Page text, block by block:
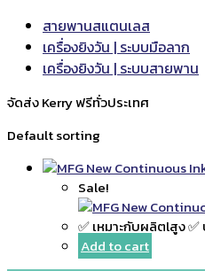
สายพานสแตนเลส
เครื่องยิงวัน | ระบบมือลาก
เครื่องยิงวัน | ระบบสายพาน
จัดส่ง Kerry ฟรีทั่วประเทศ
Default sorting
Sale!
✅ เหมาะกับผลิตlสูง
Add to cart